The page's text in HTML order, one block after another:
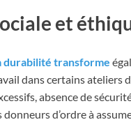
et
durabilité transforme
dans certains
absence de
d’ordre à